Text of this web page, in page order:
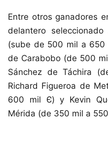
Entre otros ganadores
delantero
(sube de 500 mil a 650
de Carabobo (de 500
Sánchez de Táchira
Richard Figueroa de
600 mil Є) y Kevin
Mérida (de 350 mil a